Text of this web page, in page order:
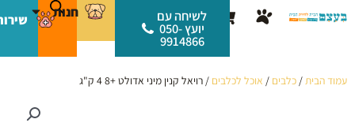
לתוכן
עגלת
קניות
לשיחה עם
יועץ 050-
9914866
חנות
עמוד הבית/ כלבים / אוכל לכלבים / רויאל קנין מיני אדולט +8 4 ק"ג